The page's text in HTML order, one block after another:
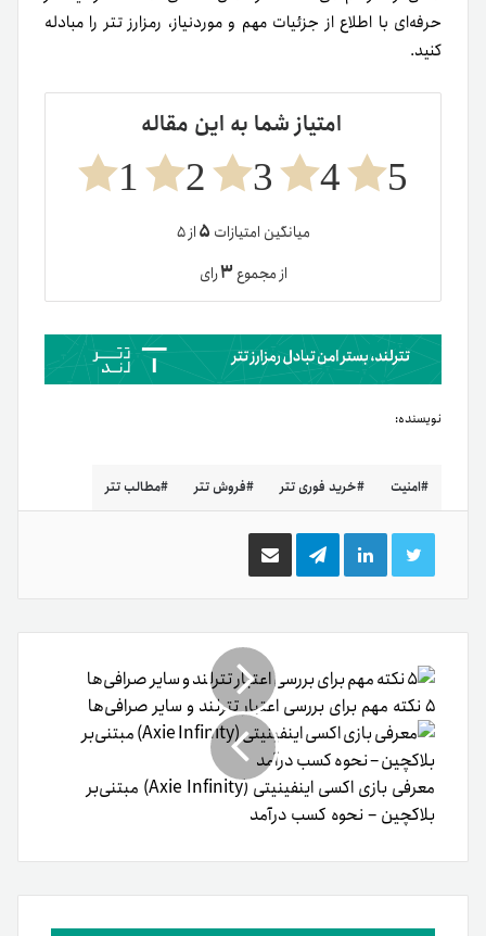
حرفه‌ای با اطلاع از جزئیات مهم و مورد‌نیاز، رمزارز تتر را مبادله
کنید.
امتیاز شما به این مقاله
5
4
3
2
1
میانگین امتیازات ۵از ۵
از مجموع۳رای
نویسنده:
امنیت خرید فوری تتر فروش تتر مطالب تتر
توییتر لینکدینتلگرام اشتراک
گذاری
ایمیل
۵ نکته مهم برای بررسی اعتبار تترلند و سایر صرافی‌ها
معرفی بازی اکسی اینفینیتی (Axie Infinity) مبتنی‌بر
بلاکچین – نحوه کسب درآمد